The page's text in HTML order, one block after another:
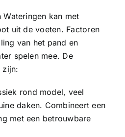
kan met
uit de voeten. Factoren
van het pand en
spelen mee. De
zijn:
rond model, veel
daken. Combineert een
met een betrouwbare